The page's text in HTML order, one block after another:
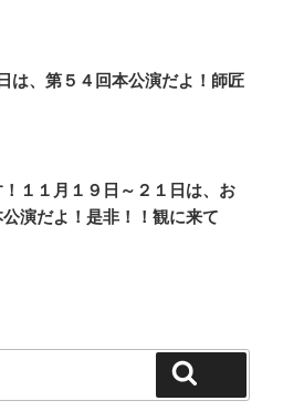
は、第５４回本公演だよ！師匠
１１月１９日～２１日は、お
演だよ！是非！！観に来て